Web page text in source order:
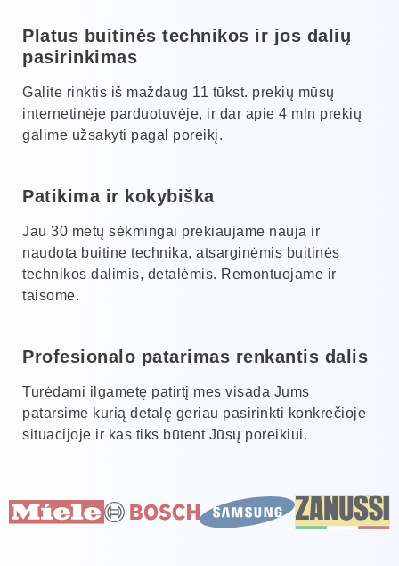
Platus buitinės technikos ir jos dalių
pasirinkimas
Galite rinktis iš maždaug 11 tūkst. prekių mūsų
internetinėje parduotuvėje, ir dar apie 4 mln prekių
galime užsakyti pagal poreikį.
Patikima ir kokybiška
Jau 30 metų sėkmingai prekiaujame nauja ir
naudota buitine technika, atsarginėmis buitinės
technikos dalimis, detalėmis. Remontuojame ir
taisome.
Profesionalo patarimas renkantis dalis
Turėdami ilgametę patirtį mes visada Jums
patarsime kurią detalę geriau pasirinkti konkrečioje
situacijoje ir kas tiks būtent Jūsų poreikiui.